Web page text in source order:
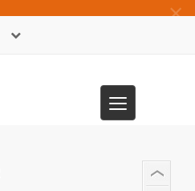
×
Toggle
navigation